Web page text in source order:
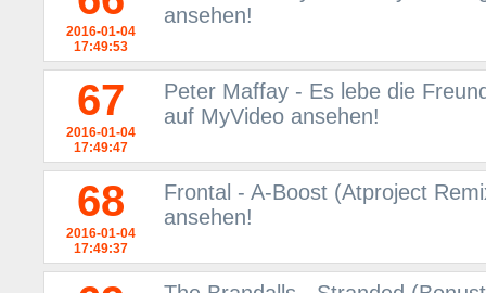
2016-01-04
17:49:53
ansehen!
67
2016-01-04
17:49:47
Peter Maffay - Es lebe die
auf MyVideo ansehen!
68
2016-01-04
17:49:37
Frontal - A-Boost (Atproject
ansehen!